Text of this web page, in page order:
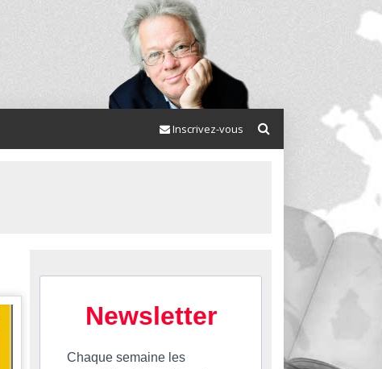
Inscrivez-vous
Newsletter
Chaque semaine les